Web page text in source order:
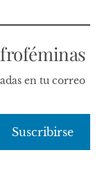
en tu correo
Suscribirse